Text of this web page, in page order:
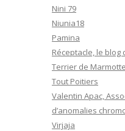
Nini 79
Niunia18
Pamina
Réceptacle, le blog
Terrier de Marmotte
Tout Poitiers
Valentin Apac,
d’anomalies
Virjaja